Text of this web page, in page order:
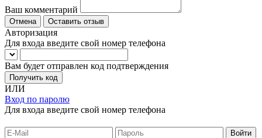
Ваш комментарий
Отмена Оставить отзыв
Авторизация
Для входа введите свой номер телефона
Вам будет отправлен код подтверждения
Получить код
ИЛИ
Вход по паролю
Для входа введите свой номер телефона